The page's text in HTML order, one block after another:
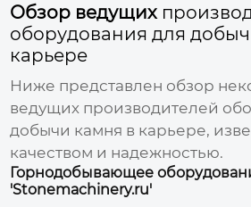
Обзор ведущих
оборудования для
карьере
Ниже представлен обзор
ведущих производителей
добычи камня в карьере,
качеством и надежностью.
Горнодобывающее
'Stonemachinery.ru'